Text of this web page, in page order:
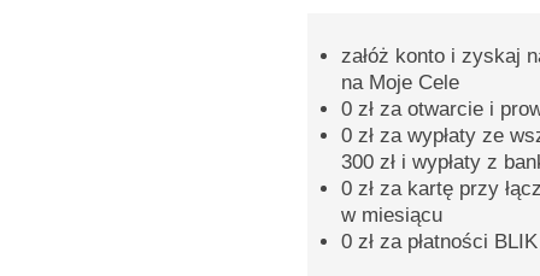
załóż konto i zyskaj
na Moje Cele
0 zł za otwarcie i
0 zł za wypłaty ze
300 zł i wypłaty z
0 zł za kartę przy
w miesiącu
0 zł za płatności